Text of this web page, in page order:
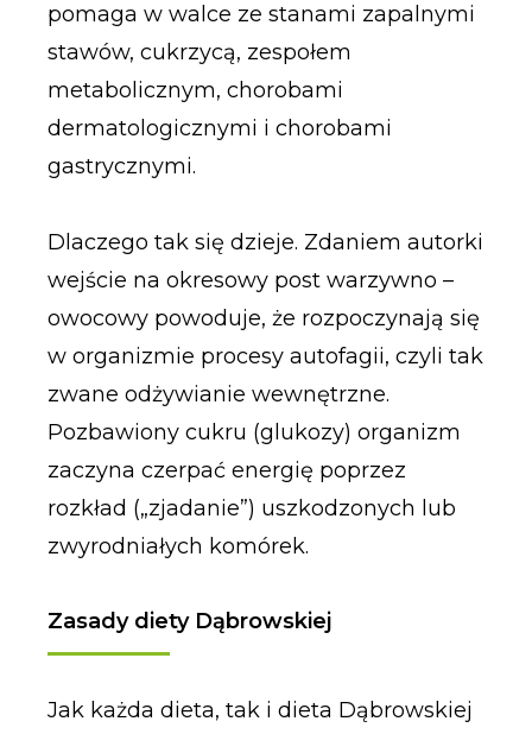
pomaga w walce ze stanami zapalnymi
stawów, cukrzycą, zespołem
metabolicznym, chorobami
dermatologicznymi i chorobami
gastrycznymi.
Dlaczego tak się dzieje. Zdaniem autorki
wejście na okresowy post warzywno –
owocowy powoduje, że rozpoczynają się
w organizmie procesy autofagii, czyli tak
zwane odżywianie wewnętrzne.
Pozbawiony cukru (glukozy) organizm
zaczyna czerpać energię poprzez
rozkład („zjadanie”) uszkodzonych lub
zwyrodniałych komórek.
Zasady diety Dąbrowskiej
Jak każda dieta, tak i dieta Dąbrowskiej